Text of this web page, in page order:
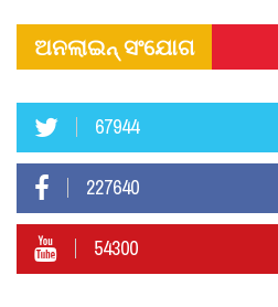
ଅନଲାଇନ୍ ସଂଯୋଗ
67944
227640
54300